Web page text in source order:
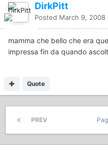
DirkPitt
Posted March 9, 2008
mamma che bello che era
impressa fin da quando
Quote
PREV